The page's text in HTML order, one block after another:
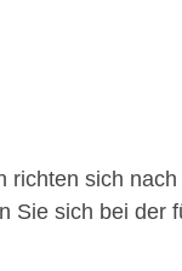
richten sich
Sie sich bei der